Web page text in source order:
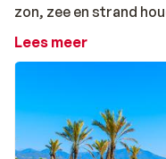
zon, zee en strand
zandstranden heb je
Puerto Banús vol
aantrekkelijke
fijne restaurants en
centrum met smalle
Lees meer